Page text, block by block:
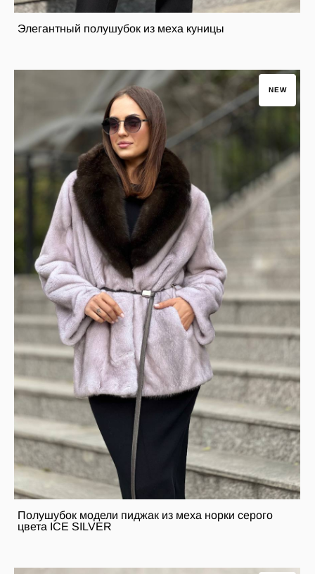
Элегантный полушубок из меха куницы
NEW
Полушубок модели пиджак из меха норки серого
цвета ICE SILVER